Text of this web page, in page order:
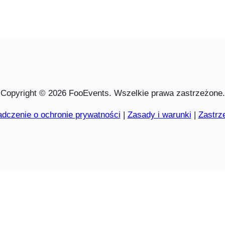
Copyright © 2026 FooEvents. Wszelkie prawa zastrzeżone.
o ochronie prywatności | Zasady i warunki |